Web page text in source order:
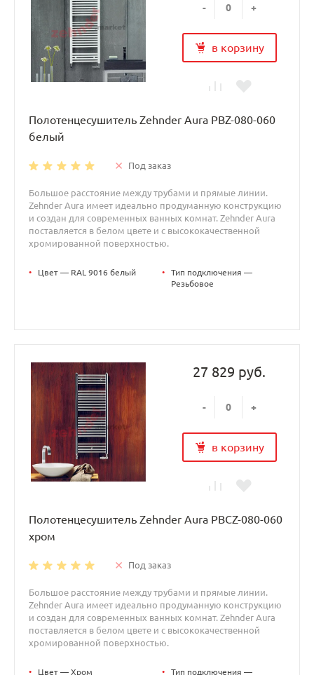
- +
в корзину
Полотенцесушитель Zehnder Aura PBZ-080-060
белый
Под заказ
Большое расстояние между трубами и прямые линии.
Zehnder Aura имеет идеально продуманную конструкцию
и создан для современных ванных комнат. Zehnder Aura
поставляется в белом цвете и с высококачественной
хромированной поверхностью.
• Цвет — RAL 9016 белый •
Тип подключения —
Резьбовое
27 829 руб.
- +
в корзину
Полотенцесушитель Zehnder Aura PBCZ-080-060
хром
Под заказ
Большое расстояние между трубами и прямые линии.
Zehnder Aura имеет идеально продуманную конструкцию
и создан для современных ванных комнат. Zehnder Aura
поставляется в белом цвете и с высококачественной
хромированной поверхностью.
• Цвет — Хром • Тип подключения —